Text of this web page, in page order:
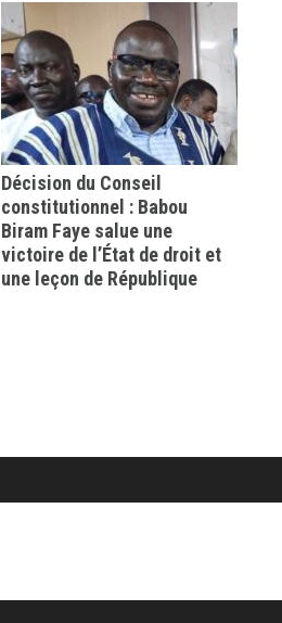
Décision du Conseil
constitutionnel : Babou
Biram Faye salue une
victoire de l’État de droit et
une leçon de République